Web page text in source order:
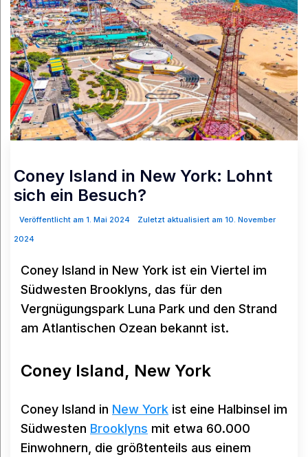
Coney Island in New York: Lohnt
sich ein Besuch?
Veröffentlicht am 1. Mai 2024
Zuletzt aktualisiert am 10. November
2024
Coney Island in New York ist ein Viertel im
Südwesten Brooklyns, das für den
Vergnügungspark Luna Park und den Strand
am Atlantischen Ozean bekannt ist.
Coney Island, New York
Coney Island in New York ist eine Halbinsel im
Südwesten Brooklyns mit etwa 60.000
Einwohnern, die größtenteils aus einem